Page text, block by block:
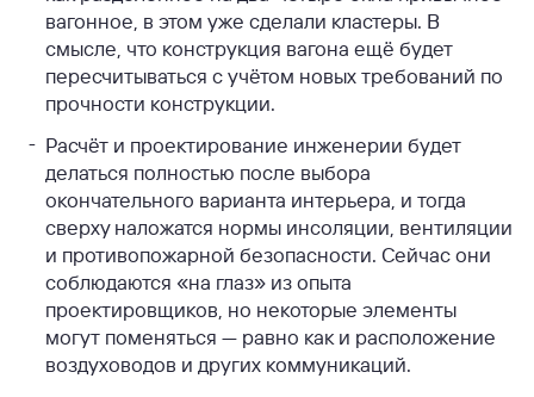
вагонное, в этом уже сделали кластеры. В
смысле, что конструкция вагона ещё будет
пересчитываться с учётом новых требований по
прочности конструкции.
Расчёт и проектирование инженерии будет
делаться полностью после выбора
окончательного варианта интерьера, и тогда
сверху наложатся нормы инсоляции, вентиляции
и противопожарной безопасности. Сейчас они
соблюдаются «на глаз» из опыта
проектировщиков, но некоторые элементы
могут поменяться — равно как и расположение
воздуховодов и других коммуникаций.